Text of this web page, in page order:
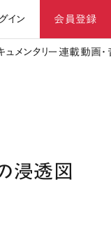
イン 会員登録
ュメンタリー 連載動画
浸透図